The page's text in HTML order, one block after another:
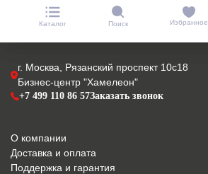
Каталог Поиск Избранное
г. Москва, Рязанский проспект 10с18
Бизнес-центр "Хамелеон"
+7 499 110 86 57Заказать звонок
О компании
Доставка и оплата
Поддержка и гарантия